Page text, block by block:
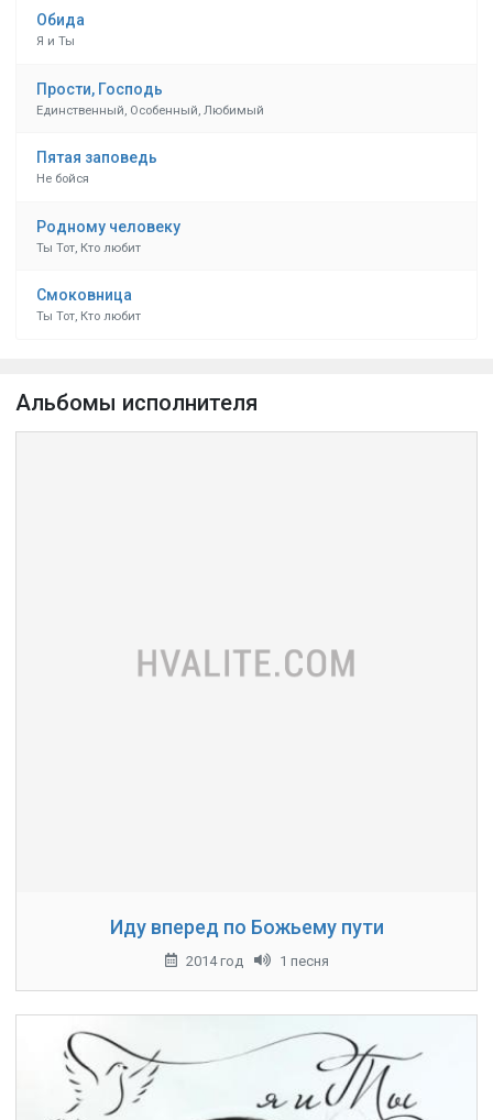
Обида
Я и Ты
Прости, Господь
Единственный, Особенный, Любимый
Пятая заповедь
Не бойся
Родному человеку
Ты Тот, Кто любит
Смоковница
Ты Тот, Кто любит
Альбомы исполнителя
Иду вперед по Божьему пути
2014 год 1 песня